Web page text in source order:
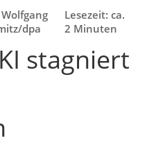
dpa
Lesezeit: ca.
2 Minuten
stagniert